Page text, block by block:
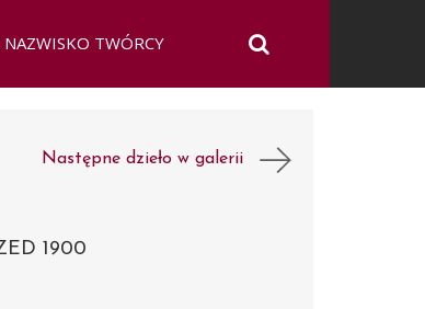
Następne dzieło w galerii
1900